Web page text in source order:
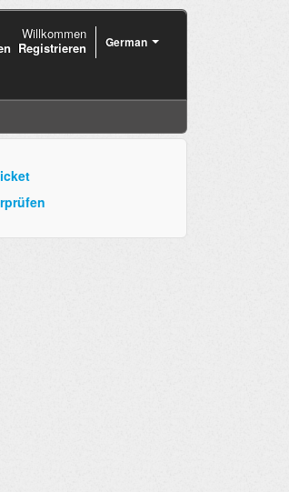
German
Willkommen
Registrieren